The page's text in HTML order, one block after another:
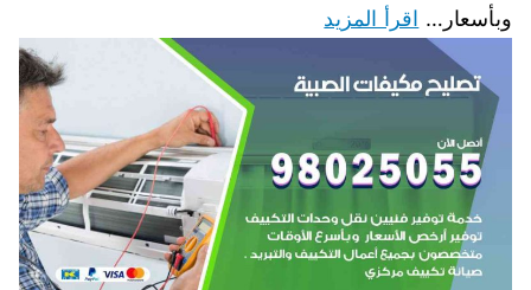
وبأسعار… اقرأ المزيد